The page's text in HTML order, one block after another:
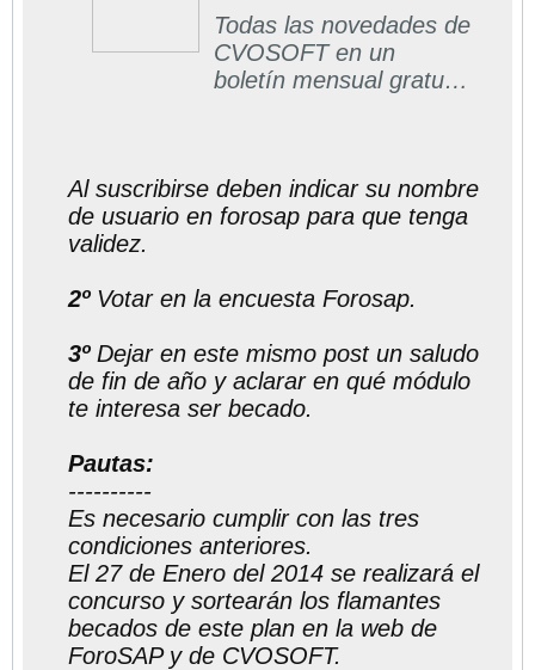
Todas las novedades de
CVOSOFT en un
boletín mensual gratuito
Al suscribirse deben indicar su nombre
de usuario en forosap para que tenga
validez.
2ºVotar en la encuesta Forosap.
3ºDejar en este mismo post un saludo
de fin de año y aclarar en qué módulo
te interesa ser becado.
Pautas:
----------
Es necesario cumplir con las tres
condiciones anteriores.
El 27 de Enero del 2014 se realizará el
concurso y sortearán los flamantes
becados de este plan en la web de
ForoSAP y de CVOSOFT.